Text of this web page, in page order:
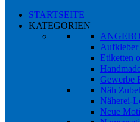
STARTSEITE
KATEGORIEN
Aufkleber
Etiketten
Gewerbe
Näh
Näherei-
Neue